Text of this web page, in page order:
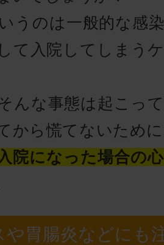
うのは一般的な感
て入院してしまう
んな事態は起こっ
から慌てないため
院になった場合の
や胃腸炎などにも